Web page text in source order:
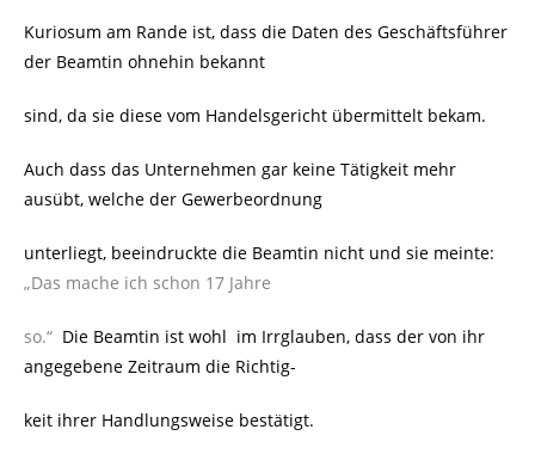
Kuriosum am Rande ist, dass die Daten des Geschäftsführer
der Beamtin ohnehin bekannt
sind, da sie diese vom Handelsgericht übermittelt bekam.
Auch dass das Unternehmen gar keine Tätigkeit mehr
ausübt, welche der Gewerbeordnung
unterliegt, beeindruckte die Beamtin nicht und sie meinte:
„Das mache ich schon 17 Jahre
so.“ Die Beamtin ist wohl im Irrglauben, dass der von ihr
angegebene Zeitraum die Richtig-
keit ihrer Handlungsweise bestätigt.